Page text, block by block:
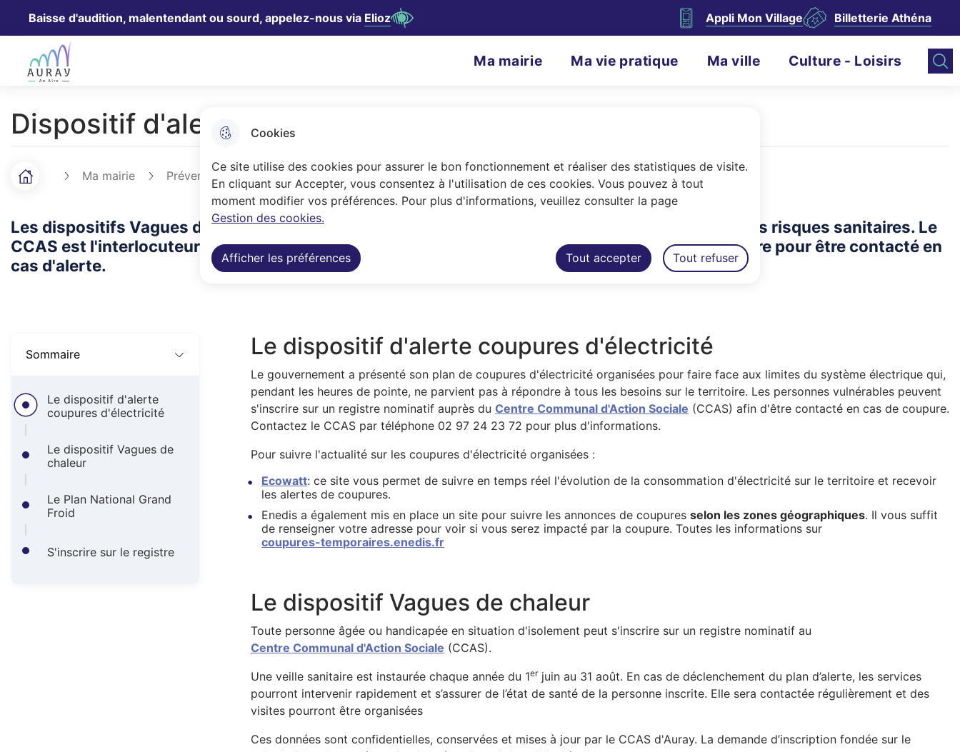
Cookies
Ce site utilise des cookies pour assurer le bon fonctionnement et réaliser des statistiques de visite.
En cliquant sur Accepter, vous consentez à l'utilisation de ces cookies. Vous pouvez à tout
moment modifier vos préférences. Pour plus d'informations, veuillez consulter la page
Gestion des cookies.
Afficher les préférences Tout accepter Tout refuser
Aller au contenu principal
Baisse d'audition, malentendant ou sourd, appelez-nous via Elioz Appli Mon Village Billetterie Athéna
Ville Auray Menu principal
N
g
a
t
r
i
n
c
i
p
a
l
Ma mairie Ma vie pratique Ma ville Culture - Loisirs
Dispositif d'alerte aux personnes vulnérables
F
i
l
d
a
e
Accueil Ma mairie Prévention Dispositif d'alerte aux personnes vulnérables
Les dispositifs Vagues de chaleur, Grand Froid et coupures d'électricité permettent d'anticiper les risques sanitaires. Le
CCAS est l'interlocuteur privilégié des habitants d'Auray auprès duquel il est possible de s'inscrire pour être contacté en
cas d'alerte.
Sommaire
Le dispositif d'alerte
coupures d'électricité
Le dispositif Vagues de
chaleur
Le Plan National Grand
Froid
S'inscrire sur le registre
Le dispositif d'alerte coupures d'électricité
Le gouvernement a présenté son plan de coupures d'électricité organisées pour faire face aux limites du système électrique qui,
pendant les heures de pointe, ne parvient pas à répondre à tous les besoins sur le territoire. Les personnes vulnérables peuvent
s'inscrire sur un registre nominatif auprès du Centre Communal d'Action Sociale (CCAS) afin d'être contacté en cas de coupure.
Contactez le CCAS par téléphone 02 97 24 23 72 pour plus d'informations.
Pour suivre l'actualité sur les coupures d'électricité organisées :
Ecowatt: ce site vous permet de suivre en temps réel l'évolution de la consommation d'électricité sur le territoire et recevoir
les alertes de coupures.
Enedis a également mis en place un site pour suivre les annonces de coupuresselon les zones géographiques. Il vous suffit
de renseigner votre adresse pour voir si vous serez impacté par la coupure. Toutes les informations sur
coupures-temporaires.enedis.fr
Le dispositif Vagues de chaleur
Toute personne âgée ou handicapée en situation d'isolement peut s'inscrire sur un registre nominatif au
Centre Communal d'Action Sociale (CCAS).
Une veille sanitaire est instaurée chaque année du 1erjuin au 31 août. En cas de déclenchement du plan d’alerte, les services
pourront intervenir rapidement et s’assurer de l’état de santé de la personne inscrite. Elle sera contactée régulièrement et des
visites pourront être organisées
Ces données sont confidentielles, conservées et mises à jour par le CCAS d'Auray. La demande d’inscription fondée sur le